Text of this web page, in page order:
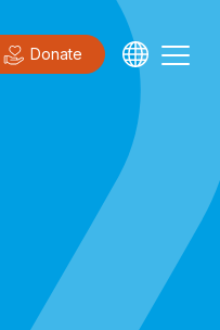
Donate